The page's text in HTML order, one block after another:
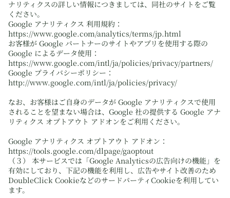
ナリティクスの詳しい情報につきましては、同社のサイトをご覧
ください。
Google アナリティクス 利用規約：
https://www.google.com/analytics/terms/jp.html
お客様が Google パートナーのサイトやアプリを使用する際の
Google によるデータ使用：
https://www.google.com/intl/ja/policies/privacy/partners/
Google プライバシーポリシー：
http://www.google.com/intl/ja/policies/privacy/
なお、お客様はご自身のデータが Google アナリティクスで使用
されることを望まない場合は、Google 社の提供する Google アナ
リティクス オプトアウト アドオンをご利用ください。
Google アナリティクス オプトアウト アドオン：
https://tools.google.com/dlpage/gaoptout
（３） 本サービスでは「Google Analyticsの広告向けの機能」を
有効にしており、下記の機能を利用し、広告やサイト改善のため
DoubleClick CookieなどのサードパーティCookieを利用してい
ます。